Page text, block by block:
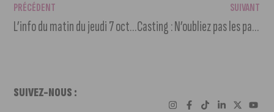
PRÉCÉDENT
L’info du matin du jeudi 7 octobre 2021
SUIVANT
Casting : N’oubliez pas les paroles recherche des côte-d’oriens
SUIVEZ-NOUS :